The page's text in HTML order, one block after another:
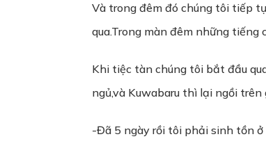
Và trong đêm đó chúng tôi tiếp
qua.Trong màn đêm những tiếng
Khi tiệc tàn chúng tôi bắt đầu
ngủ,và Kuwabaru thì lại ngồi
-Đã 5 ngày rồi tôi phải sinh tồn ở